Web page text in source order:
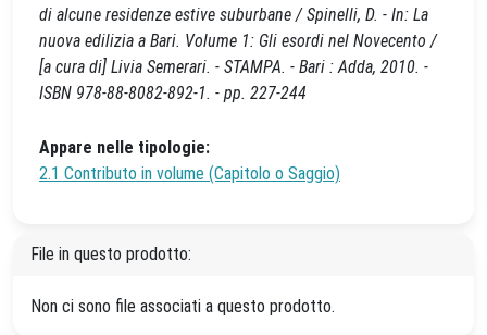
di alcune residenze estive suburbane / Spinelli, D. - In: La
nuova edilizia a Bari. Volume 1: Gli esordi nel Novecento /
[a cura di] Livia Semerari. - STAMPA. - Bari : Adda, 2010. -
ISBN 978-88-8082-892-1. - pp. 227-244
Appare nelle tipologie:
2.1 Contributo in volume (Capitolo o Saggio)
File in questo prodotto:
Non ci sono file associati a questo prodotto.